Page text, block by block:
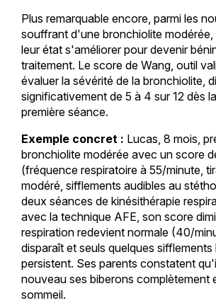
Plus remarquable encore, parmi les
souffrant d'une bronchiolite
leur état s'améliorer pour devenir
traitement. Le score de Wang, outil
évaluer la sévérité de la bronchiolite,
significativement de 5 à 4 sur 12 dès
première séance.
Exemple concret : Lucas, 8 mois,
bronchiolite modérée avec un score
(fréquence respiratoire à 55/minute,
modéré, sifflements audibles au
deux séances de kinésithérapie
avec la technique AFE, son score
respiration redevient normale (40/
disparaît et seuls quelques sifflements
persistent. Ses parents constatent
nouveau ses biberons complètement
sommeil.